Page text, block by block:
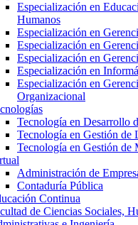
Especialización en
Humanos
Especialización en
Especialización en
Especialización en
Especialización en
Especialización en
Organizacional
Tecnología en Desarrollo
Tecnología en Gestión de
Tecnología en Gestión de
Administración de
Contaduría Pública
Continua
de Ciencias Sociales,